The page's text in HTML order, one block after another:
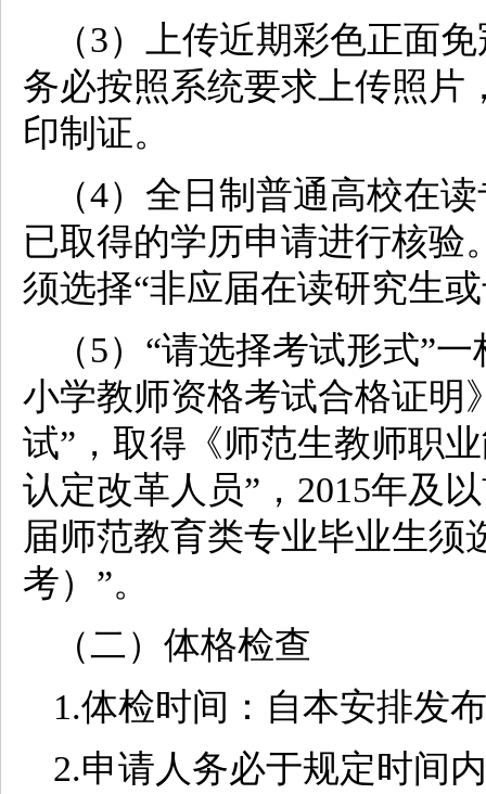
（3）上传近期彩色正面
务必按照系统要求上传照片
印制证。
（4）全日制普通高校在
已取得的学历申请进行核验
须选择“非应届在读研究生
（5）“请选择考试形式”
小学教师资格考试合格证明
试”，取得《师范生教师职
认定改革人员”，2015年及
届师范教育类专业毕业生须
考）”。
（二）体格检查
1.体检时间：自本安排发
2.申请人务必于规定时间